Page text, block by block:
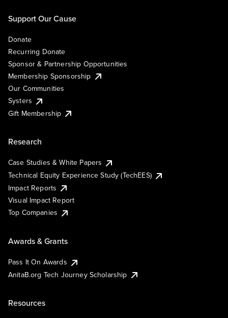
Support Our Cause
Donate
Recurring Donate
Sponsor & Partnership Opportunities
Membership Sponsorship
Our Communities
Systers
Gift Membership
Research
Case Studies & White Papers
Technical Equity Experience Study (TechEES)
Impact Reports
Visual Impact Report
Top Companies
Awards & Grants
Pass It On Awards
AnitaB.org Tech Journey Scholarship
Resources